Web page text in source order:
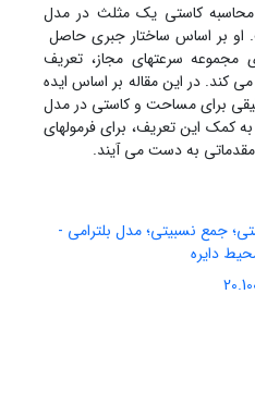
محاسبه کاستی یک مثلث در مدل
او بر اساس ساختار جبری حاصل
مجموعه سرعتهای مجاز، تعریف
کند. در این مقاله بر اساس ایده
برای مساحت و کاستی در مدل
به کمک این تعریف، برای فرمولهای
مقدماتی به دست می آیند.
جمع نسبیتی؛ مدل بلترامی -
دایره